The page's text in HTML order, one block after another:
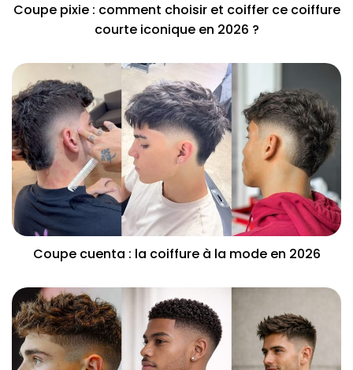
Coupe pixie : comment choisir et coiffer ce coiffure
courte iconique en 2026 ?
Coupe cuenta : la coiffure à la mode en 2026